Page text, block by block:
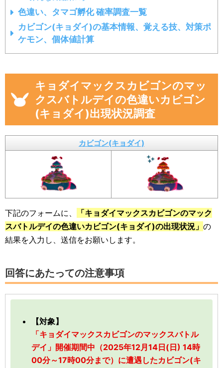
色違い、タマゴ孵化 確率調査一覧
カビゴン(キョダイ)の基本情報、覚える技、対策ポ
ケモン、個体値計算
キョダイマックスカビゴンのマッ
クスバトルデイの色違いカビゴン
(キョダイ)出現状況調査
カビゴン(キョダイ)
下記のフォームに、
「キョダイマックスカビゴンのマック
スバトルデイの色違いカビゴン(キョダイ)の出現状況」 の
結果を入力し、送信をお願いします。
回答にあたっての注意事項
【対象】
「キョダイマックスカビゴンのマックスバトル
デイ」開催期間中（2025年12月14日(日) 14時
00分～17時00分まで）に遭遇したカビゴン(キ